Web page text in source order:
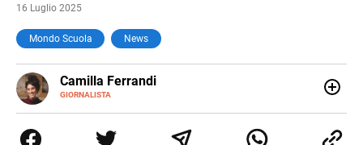
16 Luglio 2025
Mondo Scuola News
Camilla Ferrandi
GIORNALISTA
E-
MAIL
LINKEDIN
di trasformare la passione per la scrittura in un lavoro, e